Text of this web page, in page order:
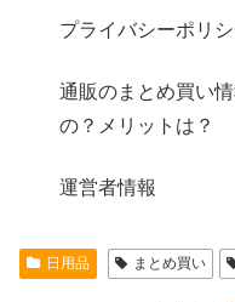
プライバシーポリ
通販のまとめ買い
の？メリットは？
運営者情報
日用品 まとめ買い